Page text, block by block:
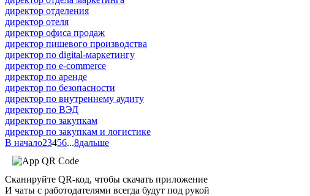
директор отделения
директор отеля
директор офиса продаж
директор пищевого производства
директор по digital-маркетингу
директор по e-commerce
директор по аренде
директор по безопасности
директор по внутреннему аудиту
директор по ВЭД
директор по закупкам
директор по закупкам и логистике
В начало23456...8дальше
Сканируйте QR-код, чтобы скачать приложение
И чаты с работодателями всегда будут под рукой